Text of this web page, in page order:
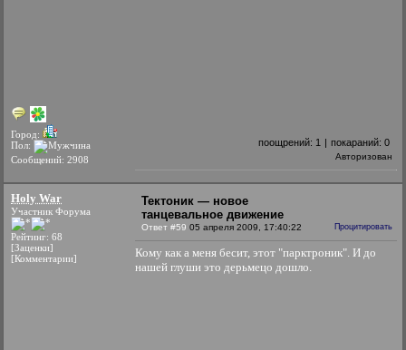
Город:
Пол:
Сообщений: 2908
поощрений: 1 | покараний: 0
Авторизован
Holy War
Участник Форума
Рейтинг: 68
[Заценки]
[Комментарии]
Тектоник — новое
танцевальное движение
Ответ #59 05 апреля 2009, 17:40:22 Процитировать
Кому как а меня бесит, этот "парктроник". И до
нашей глуши это дерьмецо дошло.